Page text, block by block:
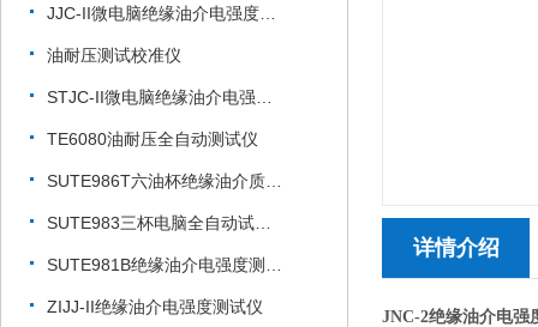
油耐压测试校准仪
TE6080油耐压全自动测试仪
ZIJJ-II绝缘油介电强度测试仪
详情介绍
JNC-2绝缘油介电强